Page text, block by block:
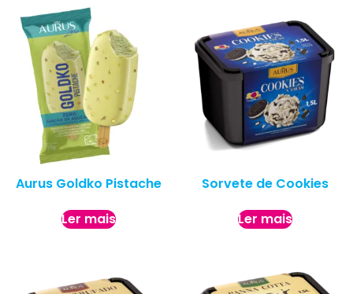
Aurus Goldko Pistache
Ler mais
Sorvete de Cookies
Ler mais